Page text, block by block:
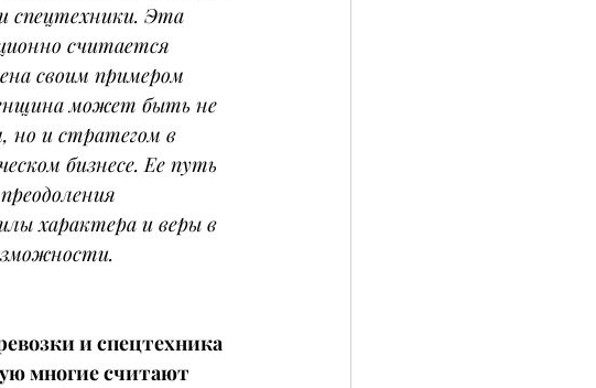
и спецтехники. Эта
считается
своим примером
может быть не
но и стратегом в
бизнесе. Ее путь
характера и веры в
и спецтехника
многие считают